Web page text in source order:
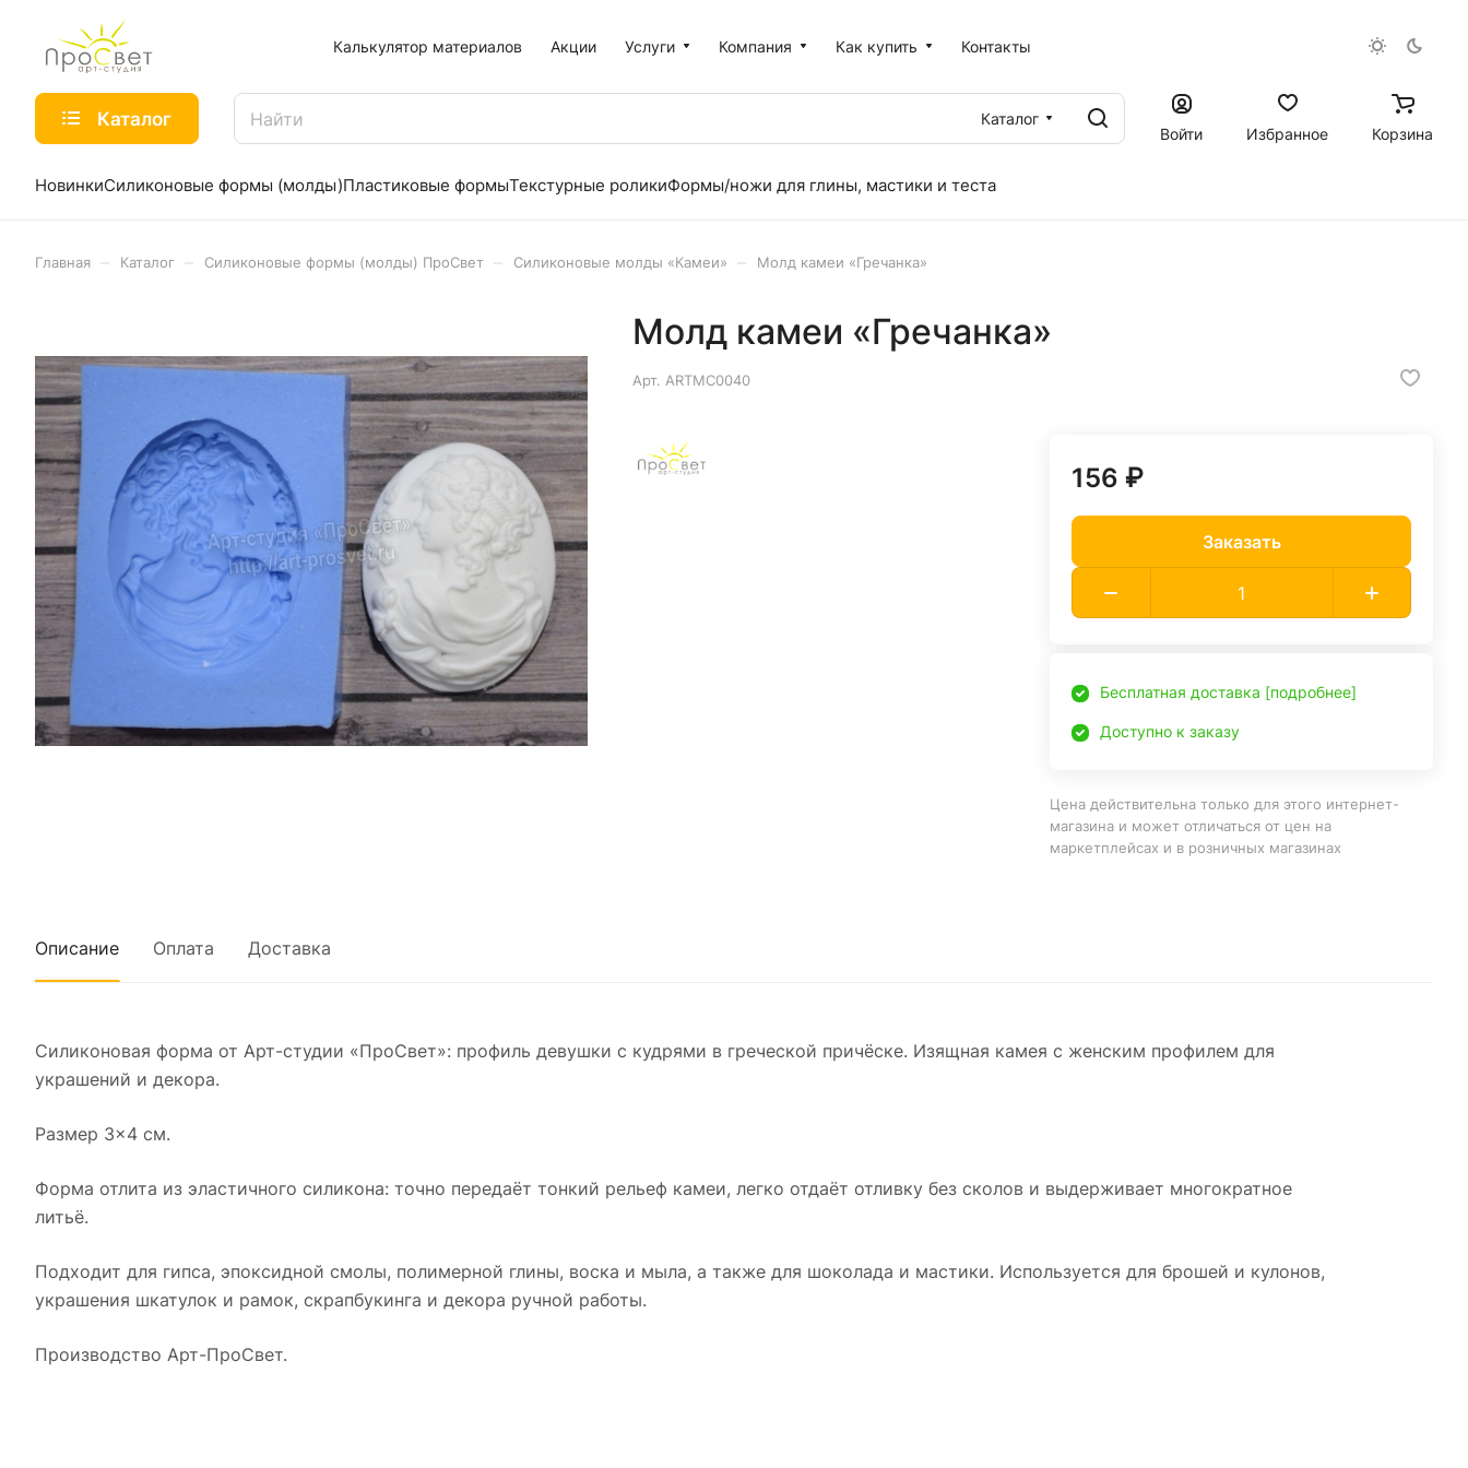
Калькулятор материалов Акции Услуги Компания Как купить Контакты
Каталог
Каталог
Войти
Избранное Корзина
НовинкиСиликоновые формы (молды)Пластиковые формыТекстурные роликиФормы/ножи для глины, мастики и теста
Главная Каталог Силиконовые формы (молды) ПроСвет Силиконовые молды «Камеи» Молд камеи «Гречанка»
Молд камеи «Гречанка»
Арт. ARTMC0040
156 ₽
Заказать
Бесплатная доставка [подробнее]
Доступно к заказу
Цена действительна только для этого интернет-
магазина и может отличаться от цен на
маркетплейсах и в розничных магазинах
Описание Оплата Доставка
Силиконовая форма от Арт-студии «ПроСвет»: профиль девушки с кудрями в греческой причёске. Изящная камея с женским профилем для
украшений и декора.
Размер 3×4 см.
Форма отлита из эластичного силикона: точно передаёт тонкий рельеф камеи, легко отдаёт отливку без сколов и выдерживает многократное
литьё.
Подходит для гипса, эпоксидной смолы, полимерной глины, воска и мыла, а также для шоколада и мастики. Используется для брошей и кулонов,
украшения шкатулок и рамок, скрапбукинга и декора ручной работы.
Производство Арт-ПроСвет.